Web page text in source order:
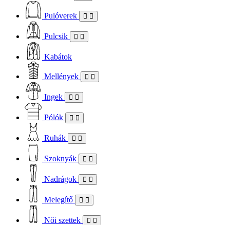
Pulóverek
Pulcsik
Kabátok
Mellények
Ingek
Pólók
Ruhák
Szoknyák
Nadrágok
Melegítő
Női szettek